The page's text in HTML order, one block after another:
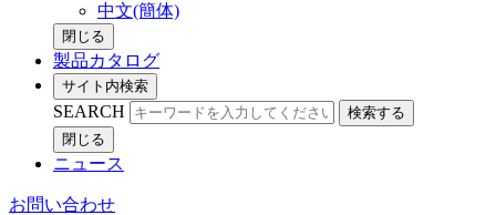
中文(簡体)
閉じる
製品カタログ
サイト内検索
SEARCH
検索する
閉じる
ニュース
お問い合わせ